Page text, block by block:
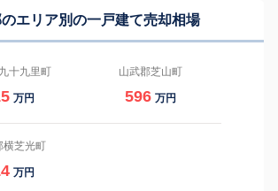
エリア別の一戸建て売却相場
十九里町
万円
山武郡芝山町
596 万円
横芝光町
万円